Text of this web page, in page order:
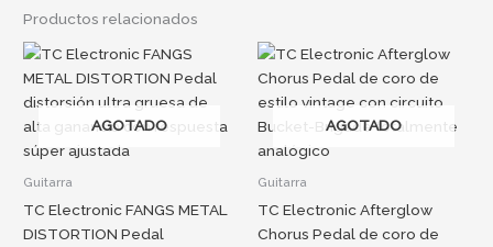
Productos relacionados
AGOTADO
Guitarra
TC Electronic FANGS METAL
DISTORTION Pedal
AGOTADO
Guitarra
TC Electronic Afterglow
Chorus Pedal de coro de